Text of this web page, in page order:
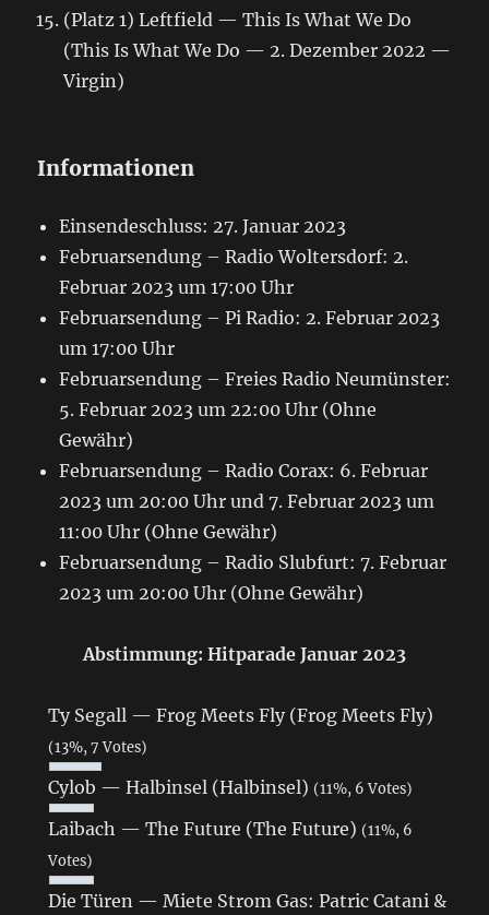
(Platz 1) Leftfield — This Is What We Do
(This Is What We Do — 2. Dezember 2022 —
Virgin)
Informationen
Einsendeschluss: 27. Januar 2023
Februarsendung – Radio Woltersdorf: 2.
Februar 2023 um 17:00 Uhr
Februarsendung – Pi Radio: 2. Februar 2023
um 17:00 Uhr
Februarsendung – Freies Radio Neumünster:
5. Februar 2023 um 22:00 Uhr (Ohne
Gewähr)
Februarsendung – Radio Corax: 6. Februar
2023 um 20:00 Uhr und 7. Februar 2023 um
11:00 Uhr (Ohne Gewähr)
Februarsendung – Radio Slubfurt: 7. Februar
2023 um 20:00 Uhr (Ohne Gewähr)
Abstimmung: Hitparade Januar 2023
Ty Segall — Frog Meets Fly (Frog Meets Fly)
(13%, 7 Votes)
Cylob — Halbinsel (Halbinsel) (11%, 6 Votes)
Laibach — The Future (The Future) (11%, 6
Votes)
Die Türen — Miete Strom Gas: Patric Catani &